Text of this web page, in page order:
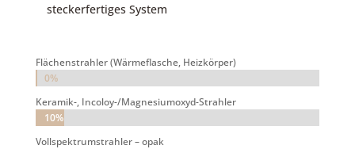
steckerfertiges System
Flächenstrahler (Wärmeflasche, Heizkörper)
0%
0%
Keramik-, Incoloy-/Magnesiumoxyd-Strahler
10%
10%
Vollspektrumstrahler – opak